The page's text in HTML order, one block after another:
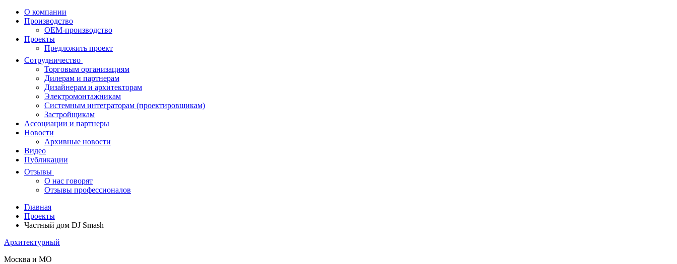
О компании
Производство
OEM-производство
Проекты
Предложить проект
Сотрудничество
Торговым организациям
Дилерам и партнерам
Дизайнерам и архитекторам
Электромонтажникам
Системным интеграторам (проектировщикам)
Застройщикам
Ассоциации и партнеры
Новости
Архивные новости
Видео
Публикации
Отзывы
О нас говорят
Отзывы профессионалов
Главная
Проекты
Частный дом DJ Smash
Архитектурный
Москва и МО